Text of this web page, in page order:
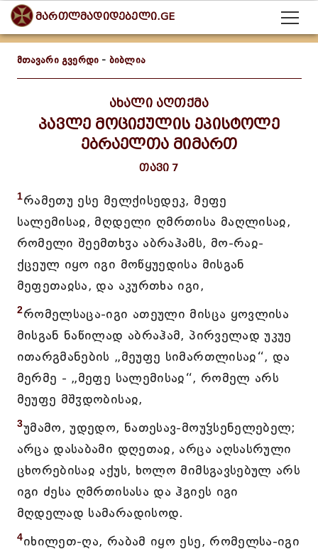
მართლმადიდებელი.GE
მთავარი გვერდი - ბიბლია
ახალი აღთქმა
პავლე მოციქულის ეპისტოლე
ებრაელთა მიმართ
თავი 7
1რამეთუ ესე მელქისედეკ, მეფე
სალემისაჲ, მღდელი ღმრთისა მაღლისაჲ,
რომელი შეემთხჳა აბრაჰამს, მო-რაჲ-
ქცეულ იყო იგი მოწყუედისა მისგან
მეფეთაჲსა, და აკურთხა იგი,
2რომელსაცა-იგი ათეული მისცა ყოვლისა
მისგან ნაწილად აბრაჰამ, პირველად უკუე
ითარგმანების „მეუფე სიმართლისაჲ“, და
მერმე - „მეფე სალემისაჲ“, რომელ არს
მეუფე მშჳდობისაჲ,
3უმამო, უდედო, ნათესავ-მოუჴსენელებელ;
არცა დასაბამი დღეთაჲ, არცა აღსასრული
ცხორებისაჲ აქუს, ხოლო მიმსგავსებულ არს
იგი ძესა ღმრთისასა და ჰგიეს იგი
მღდელად სამარადისოდ.
4იხილეთ-ღა, რაბამ იყო ესე, რომელსა-იგი